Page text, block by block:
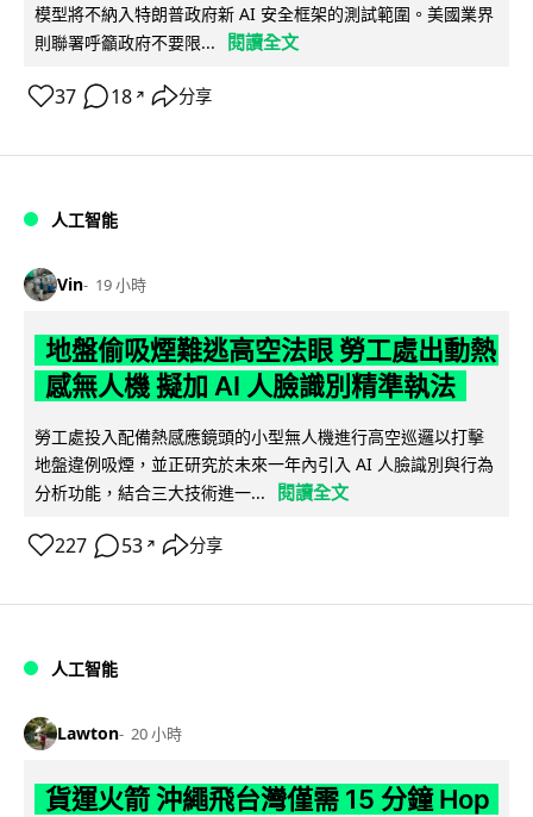
模型將不納入特朗普政府新 AI 安全框架的測試範圍。美國業界
則聯署呼籲政府不要限...
閱讀全文
37 18 ↗ 分享
人工智能
Vin 19 小時
地盤偷吸煙難逃高空法眼 勞工處出動熱
感無人機 擬加 AI 人臉識別精準執法
勞工處投入配備熱感應鏡頭的小型無人機進行高空巡邏以打擊
地盤違例吸煙，並正研究於未來一年內引入 AI 人臉識別與行為
分析功能，結合三大技術進一...
閱讀全文
227 53 ↗ 分享
人工智能
Lawton 20 小時
貨運火箭 沖繩飛台灣僅需 15 分鐘 Hop